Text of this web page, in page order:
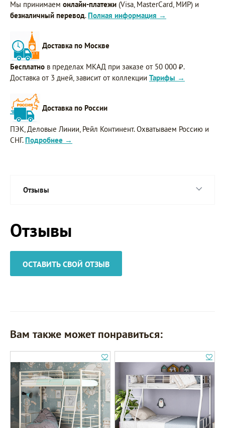
Мы принимаем онлайн-платежи (Visa, MasterCard, МИР) и
безналичный перевод. Полная информация →
Доставка по Москве
Бесплатно в пределах МКАД при заказе от 50 000 ₽.
Доставка от 3 дней, зависит от коллекции Тарифы →
Доставка по России
ПЭК, Деловые Линии, Рейл Континент. Охватываем Россию и
СНГ. Подробнее →
Отзывы
Отзывы
ОСТАВИТЬ СВОЙ ОТЗЫВ
Вам также может понравиться: